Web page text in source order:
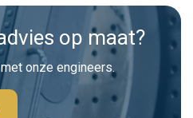
op maat?
onze engineers.